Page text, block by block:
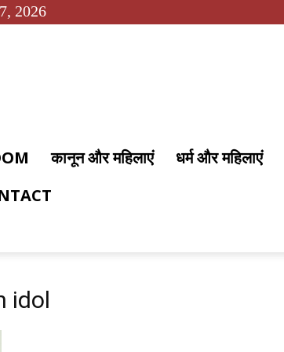
2026
कानून और महिलाएं धर्म और महिलाएं
idol